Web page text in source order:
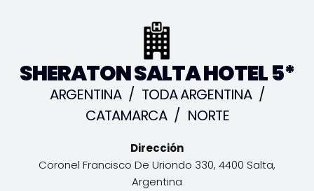
SHERATON SALTA HOTEL 5*
ARGENTINA / TODA ARGENTINA /
CATAMARCA / NORTE
Dirección
Coronel Francisco De Uriondo 330, 4400 Salta,
Argentina